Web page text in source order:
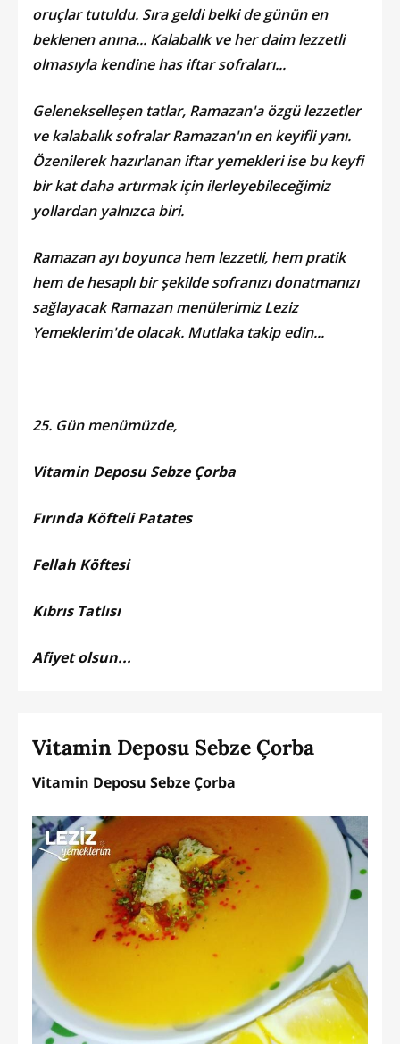
oruçlar tutuldu. Sıra geldi belki de günün en
beklenen anına... Kalabalık ve her daim lezzetli
olmasıyla kendine has iftar sofraları...
Gelenekselleşen tatlar, Ramazan'a özgü lezzetler
ve kalabalık sofralar Ramazan'ın en keyifli yanı.
Özenilerek hazırlanan iftar yemekleri ise bu keyfi
bir kat daha artırmak için ilerleyebileceğimiz
yollardan yalnızca biri.
Ramazan ayı boyunca hem lezzetli, hem pratik
hem de hesaplı bir şekilde sofranızı donatmanızı
sağlayacak Ramazan menülerimiz Leziz
Yemeklerim'de olacak. Mutlaka takip edin...
25. Gün menümüzde,
Vitamin Deposu Sebze Çorba
Fırında Köfteli Patates
Fellah Köftesi
Kıbrıs Tatlısı
Afiyet olsun...
Vitamin Deposu Sebze Çorba
Vitamin Deposu Sebze Çorba